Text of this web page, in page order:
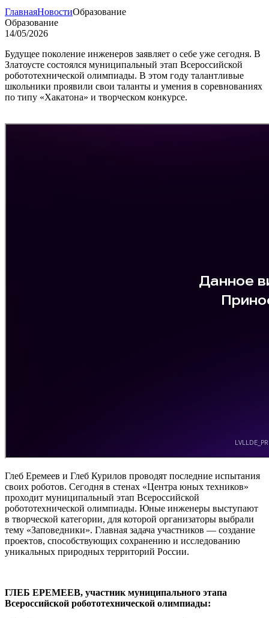
ГлавнаяНовостиОбразование
Образование
14/05/2026
Будущее поколение инженеров заявляет о себе уже сегодня. В
Златоусте состоялся муниципальный этап Всероссийской
робототехнической олимпиады. В этом году талантливые
школьники проявили свои таланты и умения в соревнованиях
по типу «Хакатона» и творческом конкурсе.
Глеб Еремеев и Глеб Курилов проводят последние испытания
своих роботов. Сегодня в стенах «Центра юных техников»
проходит муниципальный этап Всероссийской
робототехнической олимпиады. Юные инженеры выступают
в творческой категории, для которой организаторы выбрали
тему «Заповедники». Главная задача участников — создание
проектов, способствующих сохранению и исследованию
уникальных природных территорий России.
ГЛЕБ ЕРЕМЕЕВ, участник муниципального этапа
Всероссийской робототехнической олимпиады: